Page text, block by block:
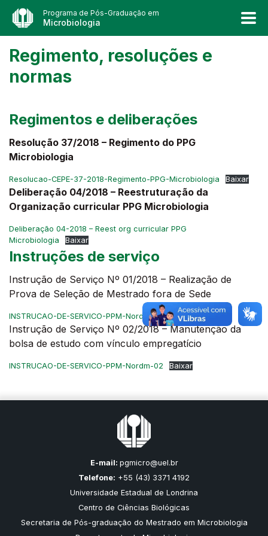
Programa de Pós-Graduação em
Microbiologia
Regimento, resoluções e
normas
Regimentos e deliberações
Resolução 37/2018 – Regimento do PPG
Microbiologia
Resolucao-CEPE-37-2018-Regimento-PPG-Microbiologia Baixar
Deliberação 04/2018 – Reestruturação da
Organização curricular PPG Microbiologia
Deliberação 04-2018 – Reest org curricular PPG
Microbiologia
Baixar
Instruções de serviço
Instrução de Serviço Nº 01/2018 – Realização de
Prova de Seleção de Mestrado fora de Sede
INSTRUCAO-DE-SERVICO-PPM-Nordm-1 Baixar
Instrução de Serviço Nº 02/2018 – Manutenção da
bolsa de estudo com vínculo empregatício
INSTRUCAO-DE-SERVICO-PPM-Nordm-02 Baixar
E-mail: pgmicro@uel.br
Telefone: +55 (43) 3371 4192
Universidade Estadual de Londrina
Centro de Ciências Biológicas
Secretaria de Pós-graduação do Mestrado em Microbiologia